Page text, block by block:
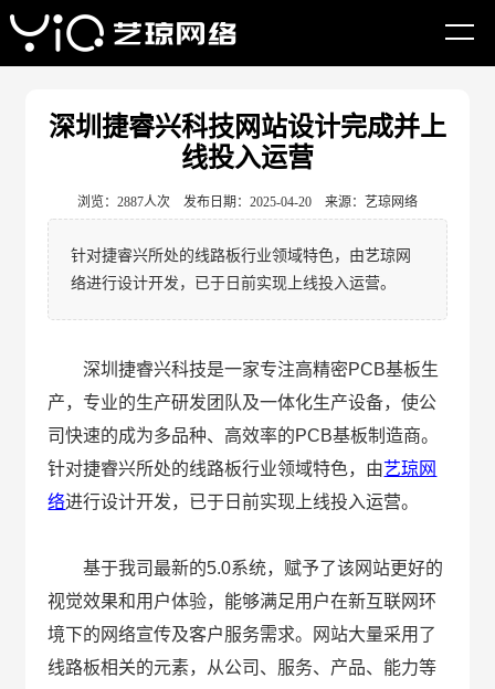
公司新闻
深圳捷睿兴科技网站设计完成并上
线投入运营
浏览：2887人次 发布日期：2025-04-20 来源：艺琼网络
针对捷睿兴所处的线路板行业领域特色，由艺琼网
络进行设计开发，已于日前实现上线投入运营。
深圳捷睿兴科技是一家专注高精密PCB基板生
产，专业的生产研发团队及一体化生产设备，使公
司快速的成为多品种、高效率的PCB基板制造商。
针对捷睿兴所处的线路板行业领域特色，由艺琼网
络进行设计开发，已于日前实现上线投入运营。
基于我司最新的5.0系统，赋予了该网站更好的
视觉效果和用户体验，能够满足用户在新互联网环
境下的网络宣传及客户服务需求。网站大量采用了
线路板相关的元素，从公司、服务、产品、能力等